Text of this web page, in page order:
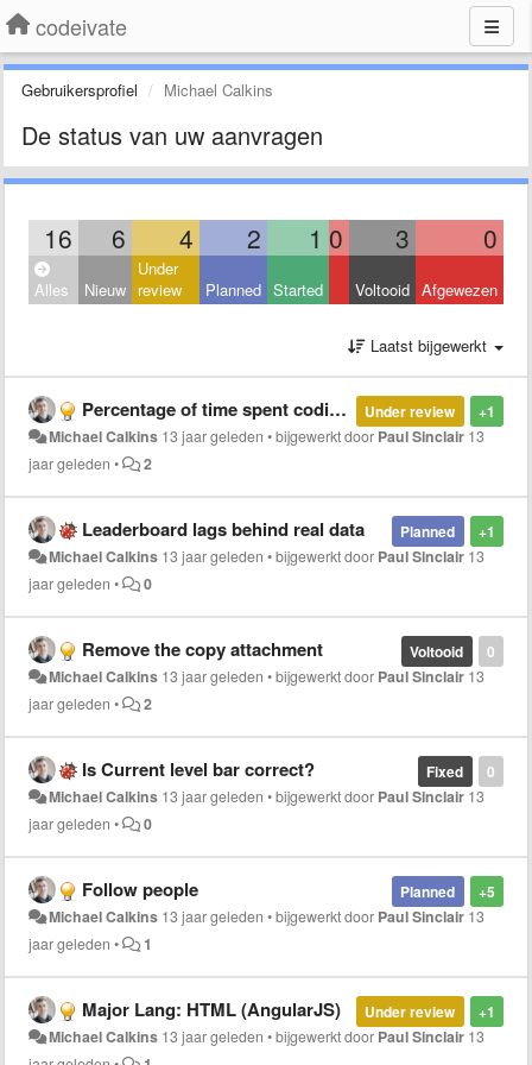
codeivate
Gebruikersprofiel Michael Calkins
De status van uw aanvragen
16 6 4 2 1 0 3 0
Alles Nieuw
Under
review
Planned Started Voltooid Afgewezen
Laatst bijgewerkt
+1
Under review
Percentage of time spent coding on leaderboard
Michael Calkins 13 jaar geleden •bijgewerkt door Paul Sinclair 13
jaar geleden • 2
+1
Planned
Leaderboard lags behind real data
Michael Calkins 13 jaar geleden •bijgewerkt door Paul Sinclair 13
jaar geleden • 0
0
Voltooid
Remove the copy attachment
Michael Calkins 13 jaar geleden •bijgewerkt door Paul Sinclair 13
jaar geleden • 2
0
Fixed
Is Current level bar correct?
Michael Calkins 13 jaar geleden •bijgewerkt door Paul Sinclair 13
jaar geleden • 0
+5
Planned
Follow people
Michael Calkins 13 jaar geleden •bijgewerkt door Paul Sinclair 13
jaar geleden • 1
+1
Under review
Major Lang: HTML (AngularJS)
Michael Calkins 13 jaar geleden •bijgewerkt door Paul Sinclair 13